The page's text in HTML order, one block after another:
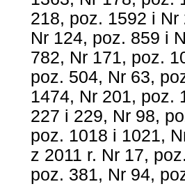
218, poz. 1592 i
Nr 124, poz. 859 i
782, Nr 171, poz.
poz. 504, Nr 63,
1474, Nr 201, poz.
227 i 229, Nr 98,
poz. 1018 i 1021,
z 2011 r. Nr 17,
poz. 381, Nr 94,